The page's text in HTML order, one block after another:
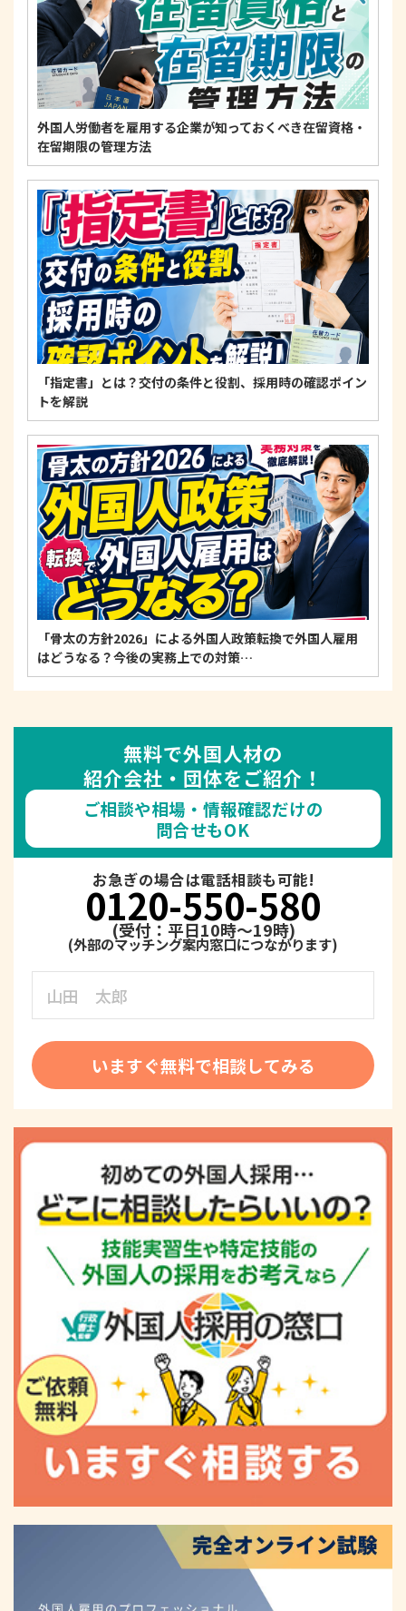
個人情報に関するお問い合わせ窓口
〒125-0061
東京都葛飾区亀有3-21-11 藍ビル202
TEL：0120-550-580
株式会社 アルフォース･ワン 個人情報保護担当
外国人労働者を雇用する企業が知っておくべき在留資格・
在留期限の管理方法
「指定書」とは？交付の条件と役割、採用時の確認ポイン
トを解説
「骨太の方針2026」による外国人政策転換で外国人雇用
はどうなる？今後の実務上での対策…
無料で外国人材の
紹介会社・団体をご紹介！
ご相談や相場・情報確認だけの
問合せもOK
お急ぎの場合は電話相談も可能!
0120-550-580
(受付：平日10時～19時)
いますぐ無料で相談してみる